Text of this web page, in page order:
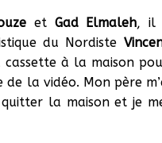
et Gad Elmaleh, il
du Nordiste
à la maison
la vidéo. Mon père
la maison et je